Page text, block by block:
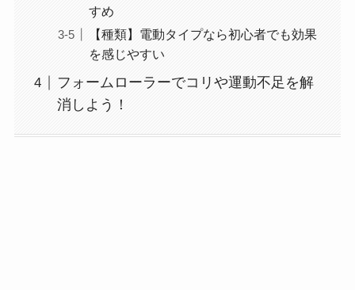
すめ
【種類】電動タイプなら初心者でも効果
を感じやすい
フォームローラーでコリや運動不足を解
消しよう！